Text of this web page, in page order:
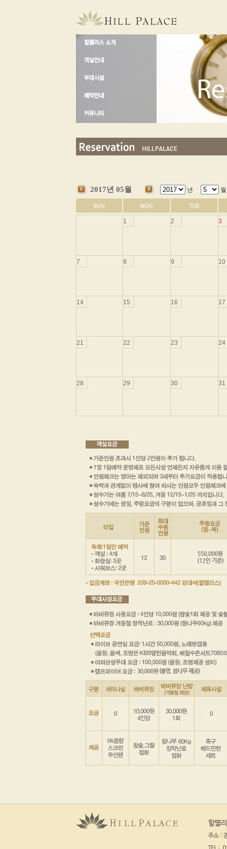
2017년 05월 년 월
1 2 3
7 8 9 10
14 15 16 17
21 22 23 24
28 29 30 31